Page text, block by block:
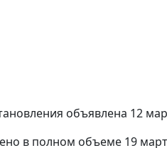
объявлена 12
в полном объеме 19